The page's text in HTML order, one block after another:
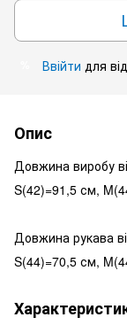
Ввійти для
Опис
Довжина виробу
S(42)=91,5 см,
Довжина рукава
S(44)=70,5 см,